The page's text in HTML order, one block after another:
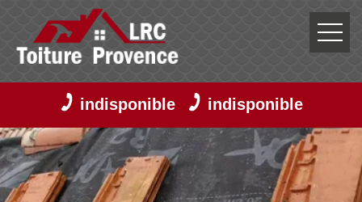
indisponible indisponible